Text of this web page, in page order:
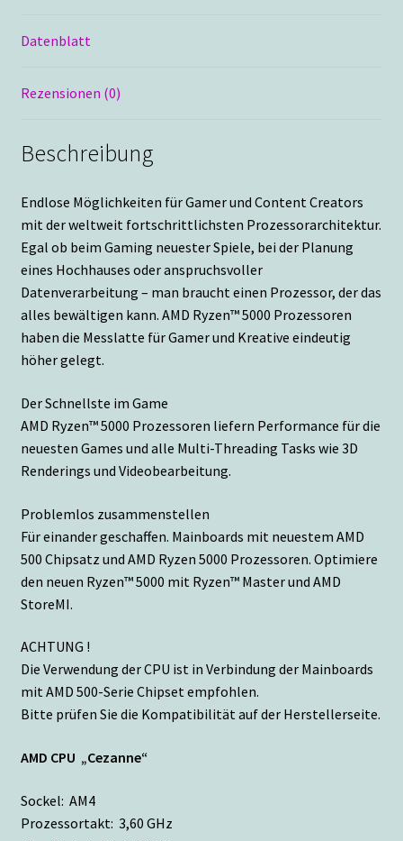
Datenblatt
Rezensionen (0)
Beschreibung
Endlose Möglichkeiten für Gamer und Content Creators
mit der weltweit fortschrittlichsten Prozessorarchitektur.
Egal ob beim Gaming neuester Spiele, bei der Planung
eines Hochhauses oder anspruchsvoller
Datenverarbeitung – man braucht einen Prozessor, der das
alles bewältigen kann. AMD Ryzen™ 5000 Prozessoren
haben die Messlatte für Gamer und Kreative eindeutig
höher gelegt.
Der Schnellste im Game
AMD Ryzen™ 5000 Prozessoren liefern Performance für die
neuesten Games und alle Multi-Threading Tasks wie 3D
Renderings und Videobearbeitung.
Problemlos zusammenstellen
Für einander geschaffen. Mainboards mit neuestem AMD
500 Chipsatz und AMD Ryzen 5000 Prozessoren. Optimiere
den neuen Ryzen™ 5000 mit Ryzen™ Master und AMD
StoreMI.
ACHTUNG !
Die Verwendung der CPU ist in Verbindung der Mainboards
mit AMD 500-Serie Chipset empfohlen.
Bitte prüfen Sie die Kompatibilität auf der Herstellerseite.
AMD CPU „Cezanne“
Sockel: AM4
Prozessortakt: 3,60 GHz